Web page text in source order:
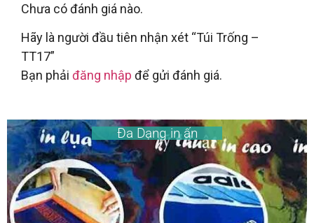
Chưa có đánh giá nào.
Hãy là người đầu tiên nhận xét “Túi Trống –
TT17”
Bạn phải đăng nhập để gửi đánh giá.
Đa Dạng in ấn